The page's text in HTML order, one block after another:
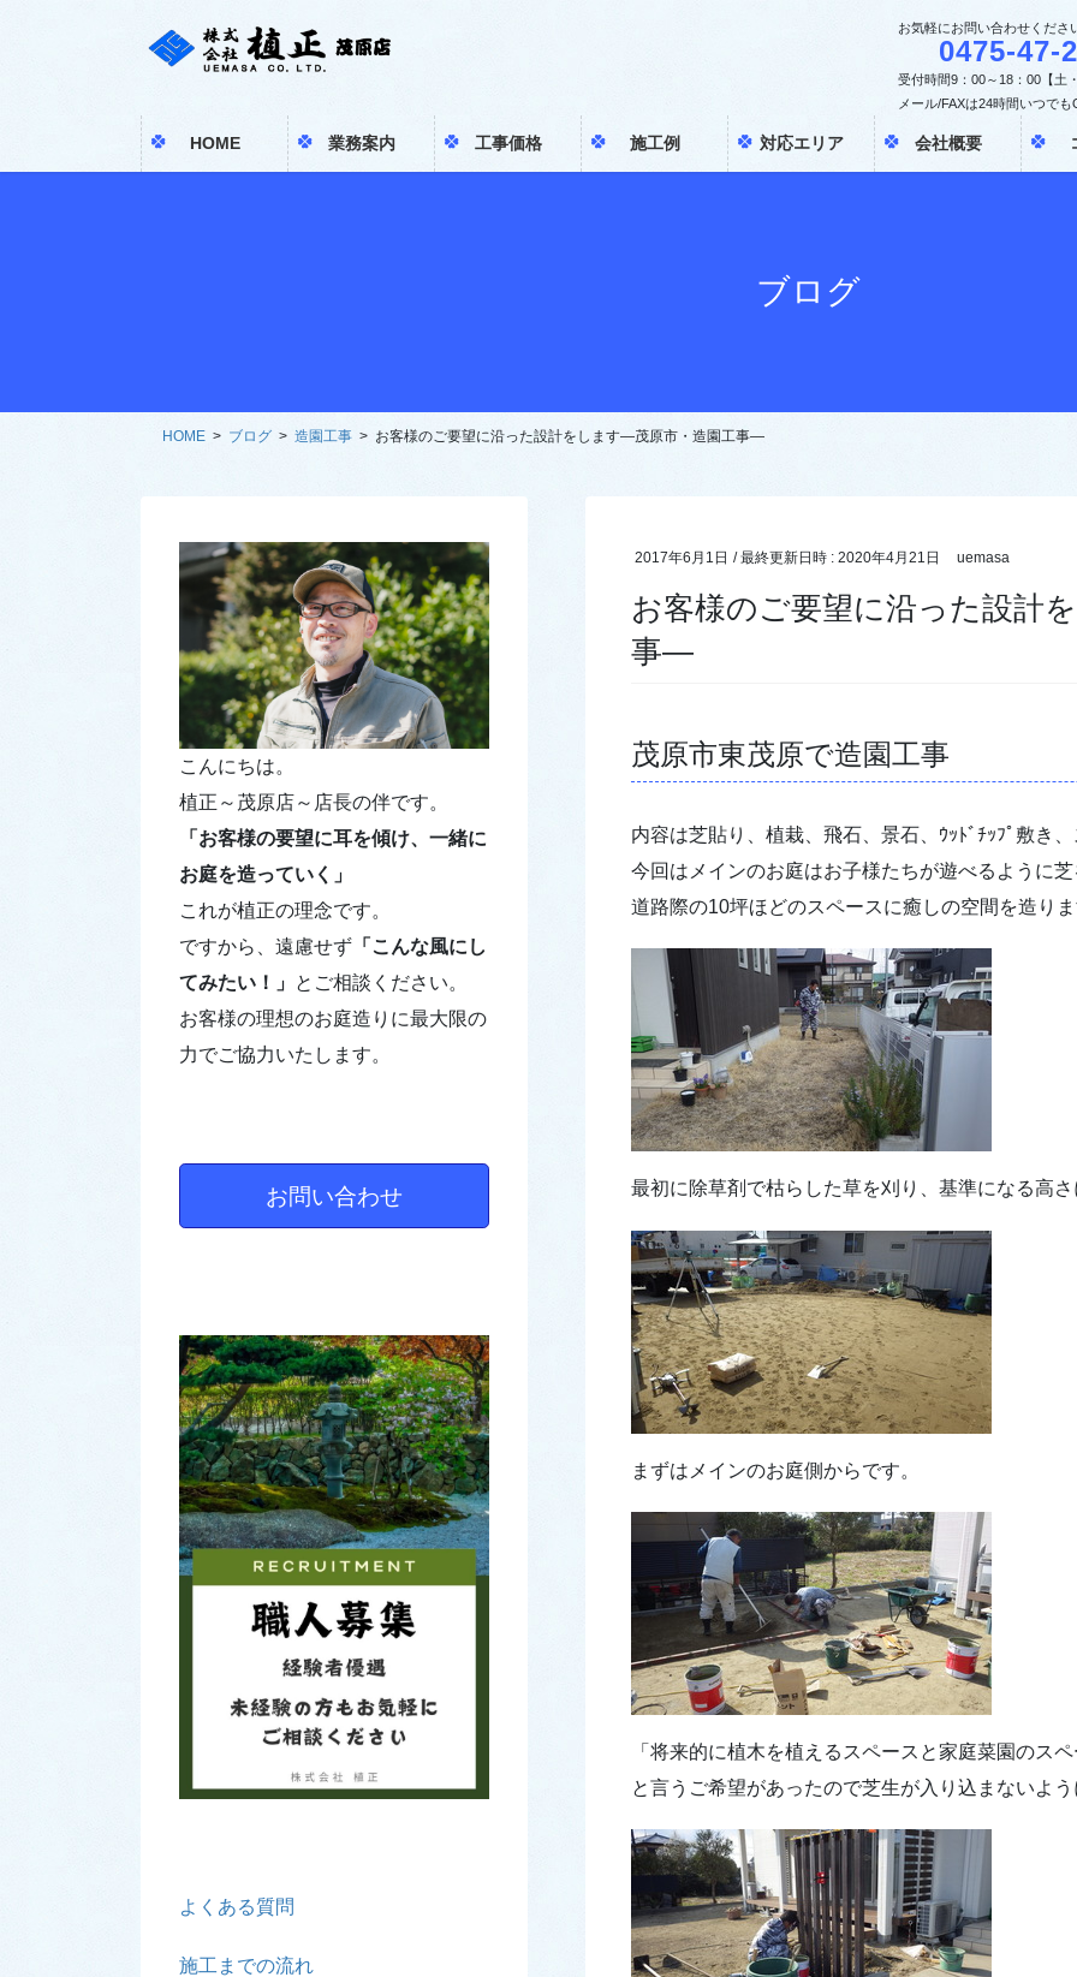
お気軽にお問い合わせくださ
0475-47-
受付時間9：00～18：00【土
メール/FAXは24時間いつでも
HOME 業務案内 工事価格 施工例 対応エリア 会社概要
ブログ
HOME ブログ 造園工事 お客様のご要望に沿った設計をします―茂原市・造園工事―
2017年6月1日 / 最終更新日時 :2020年4月21日 uemasa
お客様のご要望に沿った設計
事―
茂原市東茂原で造園工事
内容は芝貼り、植栽、飛石、景石、ｳｯﾄﾞﾁｯﾌﾟ敷き
今回はメインのお庭はお子様たちが遊べるように
道路際の10坪ほどのスペースに癒しの空間を造り
最初に除草剤で枯らした草を刈り、基準になる高
まずはメインのお庭側からです。
「将来的に植木を植えるスペースと家庭菜園のス
と言うご希望があったので芝生が入り込まないよ
こんにちは。
植正～茂原店～店長の伴です。
「お客様の要望に耳を傾け、一緒に
お庭を造っていく」
これが植正の理念です。
ですから、遠慮せず 「こんな風にし
てみたい！」 とご相談ください。
お客様の理想のお庭造りに最大限の
力でご協力いたします。
お問い合わせ
よくある質問
施工までの流れ